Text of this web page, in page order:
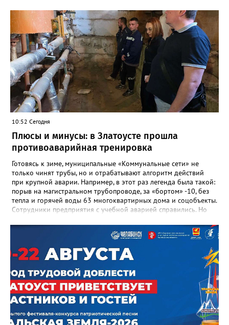
«Благодаря её мудрому руководству в школе сформировался
сильный педагогический коллектив, объединённый общими
ценностями и любовью к своему делу. Для многих Галина
Ивановна навсегда останется не только талантливым
руководителем, но и настоящим Учителем с большой буквы», -
говорится в сообществе школы №23 во ВКонтакте. Свои
соболезнования семье Галины Ивановны выразил глава
Златоуста Олег Решетников. «Её вклад зафиксирован в
важнейших документах школы, но главное - он остался в
людях: в тех учителях, которых она поддержала, в тех
учениках, которых она вдохновила. Заслуженный учитель РФ,
«Отличник народного просвещения», обладатель медали «За
доблестный труд», Галина Ивановна оставила не только
награды и документы, но и работающий, живой механизм
школы, который продолжает жить её принципами», - говорится
в некрологе.
10:52 Сегодня
Плюсы и минусы: в Златоусте прошла
противоаварийная тренировка
Готовясь к зиме, муниципальные «Коммунальные сети» не
только чинят трубы, но и отрабатывают алгоритм действий
при крупной аварии. Например, в этот раз легенда была такой:
порыв на магистральном трубопроводе, за «бортом» -10, без
тепла и горячей воды 63 многоквартирных дома и соцобъекты.
Сотрудники предприятия с учебной аварией справились. Но
отметили и недочёты. «Например, управляющие компании
несвоевременно приняли меры для предотвращения
“перемерзания” общей домовой тепловой сети
многоквартирного дома, отсутствовало взаимодействие с
ресурсоснабжающей организацией, ЕДДС и иными службами»,
— сообщила начальник Главного управления ГЖИ Ирина
Настенко. В следующий раз, рекомендовали в
Госжилинспекции, службы должны действовать слаженно. И
оперативно делиться информацией со всеми
заинтересованными – от поставщика тепла до конечных
потребителей.